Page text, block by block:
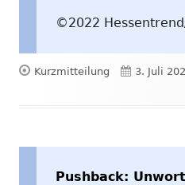
©2022
Format
Kurzmitteilung 3. Juli
Pushback: